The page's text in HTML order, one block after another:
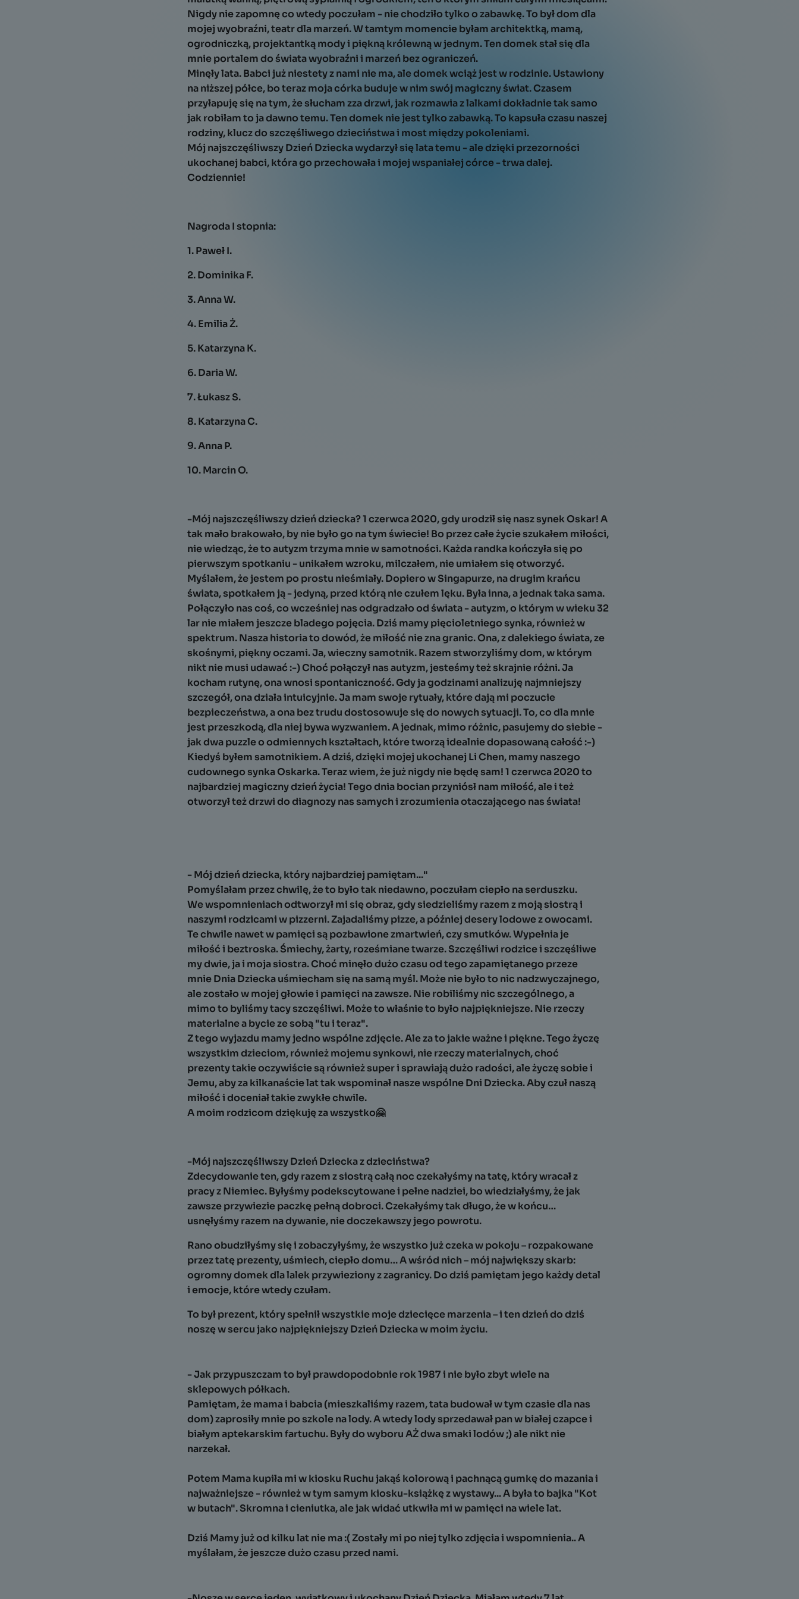
Nigdy nie zapomnę co wtedy poczułam - nie chodziło tylko o zabawkę. To był dom dla
mojej wyobraźni, teatr dla marzeń. W tamtym momencie byłam architektką, mamą,
ogrodniczką, projektantką mody i piękną królewną w jednym. Ten domek stał się dla
mnie portalem do świata wyobraźni i marzeń bez ograniczeń.
Minęły lata. Babci już niestety z nami nie ma, ale domek wciąż jest w rodzinie. Ustawiony
na niższej półce, bo teraz moja córka buduje w nim swój magiczny świat. Czasem
przyłapuję się na tym, że słucham zza drzwi, jak rozmawia z lalkami dokładnie tak samo
jak robiłam to ja dawno temu. Ten domek nie jest tylko zabawką. To kapsuła czasu naszej
rodziny, klucz do szczęśliwego dzieciństwa i most między pokoleniami.
Mój najszczęśliwszy Dzień Dziecka wydarzył się lata temu - ale dzięki przezorności
ukochanej babci, która go przechowała i mojej wspaniałej córce - trwa dalej.
Codziennie!
Nagroda I stopnia:
1. Paweł I.
2. Dominika F.
3. Anna W.
4. Emilia Ż.
5. Katarzyna K.
6. Daria W.
7. Łukasz S.
8. Katarzyna C.
9. Anna P.
10. Marcin O.
-Mój najszczęśliwszy dzień dziecka? 1 czerwca 2020, gdy urodził się nasz synek Oskar! A
tak mało brakowało, by nie było go na tym świecie! Bo przez całe życie szukałem miłości,
nie wiedząc, że to autyzm trzyma mnie w samotności. Każda randka kończyła się po
pierwszym spotkaniu - unikałem wzroku, milczałem, nie umiałem się otworzyć.
Myślałem, że jestem po prostu nieśmiały. Dopiero w Singapurze, na drugim krańcu
świata, spotkałem ją - jedyną, przed którą nie czułem lęku. Była inna, a jednak taka sama.
Połączyło nas coś, co wcześniej nas odgradzało od świata - autyzm, o którym w wieku 32
lar nie miałem jeszcze bladego pojęcia. Dziś mamy pięcioletniego synka, również w
spektrum. Nasza historia to dowód, że miłość nie zna granic. Ona, z dalekiego świata, ze
skośnymi, piękny oczami. Ja, wieczny samotnik. Razem stworzyliśmy dom, w którym
nikt nie musi udawać :-) Choć połączył nas autyzm, jesteśmy też skrajnie różni. Ja
kocham rutynę, ona wnosi spontaniczność. Gdy ja godzinami analizuję najmniejszy
szczegół, ona działa intuicyjnie. Ja mam swoje rytuały, które dają mi poczucie
bezpieczeństwa, a ona bez trudu dostosowuje się do nowych sytuacji. To, co dla mnie
jest przeszkodą, dla niej bywa wyzwaniem. A jednak, mimo różnic, pasujemy do siebie -
jak dwa puzzle o odmiennych kształtach, które tworzą idealnie dopasowaną całość :-)
Kiedyś byłem samotnikiem. A dziś, dzięki mojej ukochanej Li Chen, mamy naszego
cudownego synka Oskarka. Teraz wiem, że już nigdy nie będę sam! 1 czerwca 2020 to
najbardziej magiczny dzień życia! Tego dnia bocian przyniósł nam miłość, ale i też
otworzył też drzwi do diagnozy nas samych i zrozumienia otaczającego nas świata!
- Mój dzień dziecka, który najbardziej pamiętam..."
Pomyślałam przez chwilę, że to było tak niedawno, poczułam ciepło na serduszku.
We wspomnieniach odtworzył mi się obraz, gdy siedzieliśmy razem z moją siostrą i
naszymi rodzicami w pizzerni. Zajadaliśmy pizze, a później desery lodowe z owocami.
Te chwile nawet w pamięci są pozbawione zmartwień, czy smutków. Wypełnia je
miłość i beztroska. Śmiechy, żarty, roześmiane twarze. Szczęśliwi rodzice i szczęśliwe
my dwie, ja i moja siostra. Choć minęło dużo czasu od tego zapamiętanego przeze
mnie Dnia Dziecka uśmiecham się na samą myśl. Może nie było to nic nadzwyczajnego,
ale zostało w mojej głowie i pamięci na zawsze. Nie robiliśmy nic szczególnego, a
mimo to byliśmy tacy szczęśliwi. Może to właśnie to było najpiękniejsze. Nie rzeczy
materialne a bycie ze sobą "tu i teraz".
Z tego wyjazdu mamy jedno wspólne zdjęcie. Ale za to jakie ważne i piękne. Tego życzę
wszystkim dzieciom, również mojemu synkowi, nie rzeczy materialnych, choć
prezenty takie oczywiście są również super i sprawiają dużo radości, ale życzę sobie i
Jemu, aby za kilkanaście lat tak wspominał nasze wspólne Dni Dziecka. Aby czuł naszą
miłość i doceniał takie zwykłe chwile.
A moim rodzicom dziękuję za wszystko🤗
-Mój najszczęśliwszy Dzień Dziecka z dzieciństwa?
Zdecydowanie ten, gdy razem z siostrą całą noc czekałyśmy na tatę, który wracał z
pracy z Niemiec. Byłyśmy podekscytowane i pełne nadziei, bo wiedziałyśmy, że jak
zawsze przywiezie paczkę pełną dobroci. Czekałyśmy tak długo, że w końcu…
usnęłyśmy razem na dywanie, nie doczekawszy jego powrotu.
Rano obudziłyśmy się i zobaczyłyśmy, że wszystko już czeka w pokoju – rozpakowane
przez tatę prezenty, uśmiech, ciepło domu… A wśród nich – mój największy skarb:
ogromny domek dla lalek przywieziony z zagranicy. Do dziś pamiętam jego każdy detal
i emocje, które wtedy czułam.
To był prezent, który spełnił wszystkie moje dziecięce marzenia – i ten dzień do dziś
noszę w sercu jako najpiękniejszy Dzień Dziecka w moim życiu.
- Jak przypuszczam to był prawdopodobnie rok 1987 i nie było zbyt wiele na
sklepowych półkach.
Pamiętam, że mama i babcia (mieszkaliśmy razem, tata budował w tym czasie dla nas
dom) zaprosiły mnie po szkole na lody. A wtedy lody sprzedawał pan w białej czapce i
białym aptekarskim fartuchu. Były do wyboru AŻ dwa smaki lodów ;) ale nikt nie
narzekał.
Potem Mama kupiła mi w kiosku Ruchu jakąś kolorową i pachnącą gumkę do mazania i
najważniejsze - również w tym samym kiosku-książkę z wystawy... A była to bajka "Kot
w butach". Skromna i cieniutka, ale jak widać utkwiła mi w pamięci na wiele lat.
Dziś Mamy już od kilku lat nie ma :( Zostały mi po niej tylko zdjęcia i wspomnienia.. A
myślałam, że jeszcze dużo czasu przed nami.